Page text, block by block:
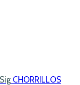
Sig CHORRILLOS